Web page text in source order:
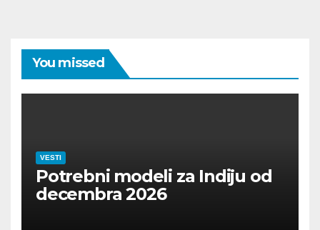
You missed
VESTI
Potrebni modeli za Indiju od
decembra 2026